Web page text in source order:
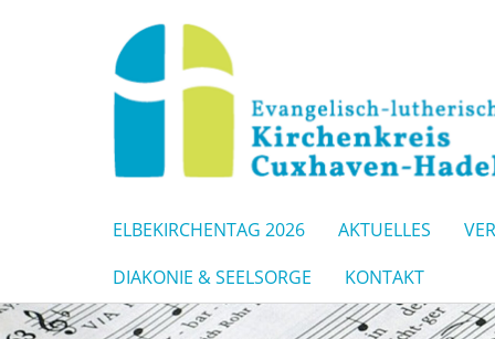
ELBEKIRCHENTAG 2026 AKTUELLES
DIAKONIE & SEELSORGE
KONTAKT